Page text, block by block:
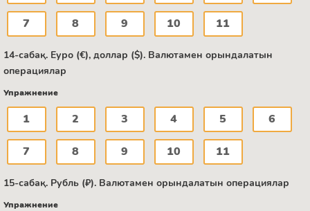
7 8 9 10 11
14-сабақ. Еуро (€), доллар ($). Валютамен орындалатын
операциялар
Упражнение
1 2 3 4 5 6
7 8 9 10 11
15-сабақ. Рубль (₽). Валютамен орындалатын операциялар
Упражнение